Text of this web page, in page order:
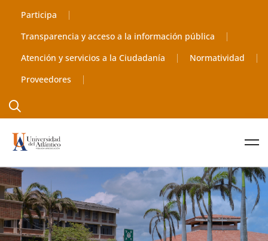
Participa
Transparencia y acceso a la información pública
Atención y servicios a la Ciudadanía
Normatividad
Proveedores